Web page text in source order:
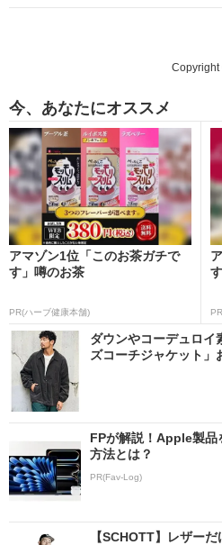
Copyright
今、あなたにオススメ
アマゾン1位「このお茶ガチで
す」噂のお茶
PR(ハーブ健康本舗)
ダウンやコーデュロ
ズコーチジャケット」
FPが解説！Apple製品
方法とは？
PR(Fav-Log)
【SCHOTT】レザー